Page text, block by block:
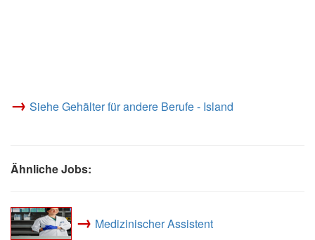
→ Siehe Gehälter für andere Berufe - Island
Ähnliche Jobs:
→ Medizinischer Assistent